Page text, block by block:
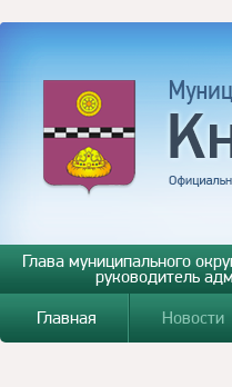
Глава муниципального
руководитель
Главная
Новости